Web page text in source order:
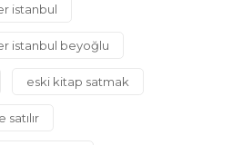
istanbul
istanbul beyoğlu
eski kitap satmak